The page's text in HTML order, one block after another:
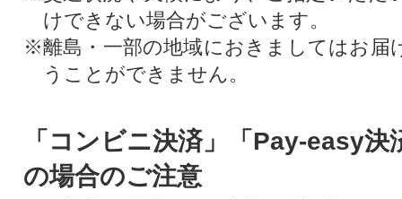
けできない場合がございます。
※離島・一部の地域におきましてはお届
うことができません。
「コンビニ決済」「Pay-easy決
の場合のご注意